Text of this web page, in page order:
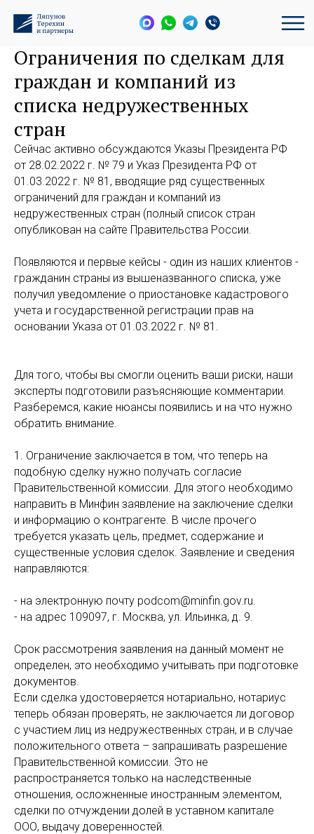
Ограничения по сделкам для
граждан и компаний из
списка недружественных
стран
Сейчас активно обсуждаются Указы Президента РФ
от 28.02.2022 г. № 79 и Указ Президента РФ от
01.03.2022 г. № 81, вводящие ряд существенных
ограничений для граждан и компаний из
недружественных стран (полный список стран
опубликован на сайте Правительства России.
Появляются и первые кейсы - один из наших клиентов -
гражданин страны из вышеназванного списка, уже
получил уведомление о приостановке кадастрового
учета и государственной регистрации прав на
основании Указа от 01.03.2022 г. № 81.
Для того, чтобы вы смогли оценить ваши риски, наши
эксперты подготовили разъясняющие комментарии.
Разберемся, какие нюансы появились и на что нужно
обратить внимание.
1. Ограничение заключается в том, что теперь на
подобную сделку нужно получать согласие
Правительственной комиссии. Для этого необходимо
направить в Минфин заявление на заключение сделки
и информацию о контрагенте. В числе прочего
требуется указать цель, предмет, содержание и
существенные условия сделок. Заявление и сведения
направляются:
- на электронную почту podcom@minfin.gov.ru.
- на адрес 109097, г. Москва, ул. Ильинка, д. 9.
Срок рассмотрения заявления на данный момент не
определен, это необходимо учитывать при подготовке
документов.
Если сделка удостоверяется нотариально, нотариус
теперь обязан проверять, не заключается ли договор
с участием лиц из недружественных стран, и в случае
положительного ответа – запрашивать разрешение
Правительственной комиссии. Это не
распространяется только на наследственные
отношения, осложненные иностранным элементом,
сделки по отчуждении долей в уставном капитале
ООО, выдачу доверенностей.